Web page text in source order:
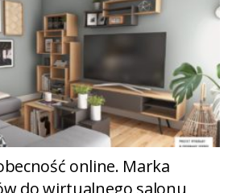
online. Marka
do wirtualnego salonu